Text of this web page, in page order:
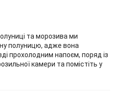
та морозива ми
полуницю, адже вона
прохолодним напоєм, поряд із
камери та помістіть у